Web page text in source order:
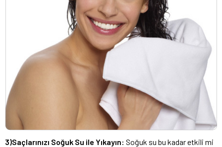
3)Saçlarınızı Soğuk Su ile Yıkayın: Soğuk su bu kadar etkili mi